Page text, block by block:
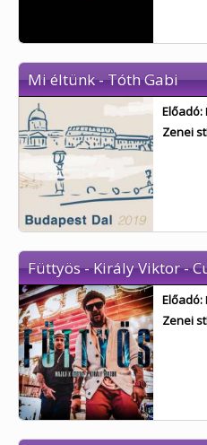
Mi éltünk - Tóth Gabi
Előadó:
Zenei
Füttyös - Király Viktor -
Előadó:
Zenei